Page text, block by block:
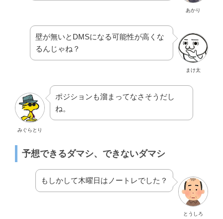
あかり
まけ太
壁が無いとDMSになる可能性が高くな
るんじゃね？
みぐらとり
ポジションも溜まってなさそうだし
ね。
予想できるダマシ、できないダマシ
とうしろ
もしかして木曜日はノートレでした？